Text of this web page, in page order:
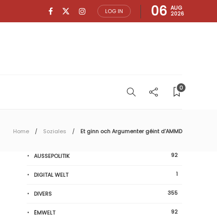
LOG IN 06 AUG
2026
0
Home Soziales Et ginn och Argumenter géint d’AMMD
AUSSEPOLITIK 92
DIGITAL WELT 1
DIVERS 355
ËMWELT 92